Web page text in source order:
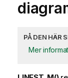
PÅ DEN HÄR
Mer